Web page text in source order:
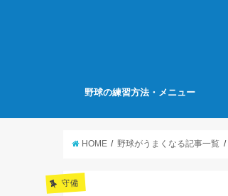
野球の練習方法・メニュー
HOME 野球がうまくなる記事一覧
守備